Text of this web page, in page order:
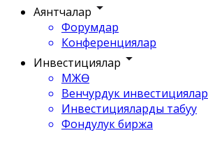
Аянтчалар
Форумдар
Конференциялар
Инвестициялар
МЖӨ
Венчурдук инвестициялар
Инвестицияларды табуу
Фондулук биржа